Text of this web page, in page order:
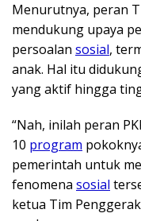
Menurutnya, peran
mendukung upaya
persoalan sosial,
anak. Hal itu
yang aktif hingga
“Nah, inilah peran
10 program
pemerintah untuk
fenomena sosial
ketua Tim